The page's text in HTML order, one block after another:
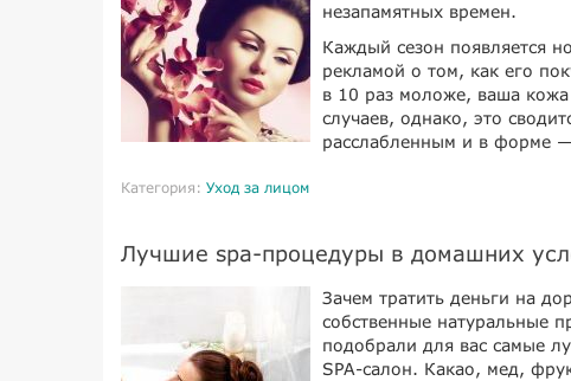
незапамятных времен.
Каждый сезон появляется
рекламой о том, как его
в 10 раз моложе, ваша
случаев, однако, это
расслабленным и в форме
Категория: Уход за лицом
Лучшие spa-процедуры в домашних
Зачем тратить деньги на
собственные натуральные
подобрали для вас самые
SPA-салон. Какао, мед,